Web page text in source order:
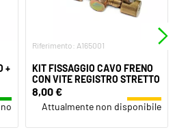
+
Riferimento: A165001
KIT FISSAGGIO CAVO FRENO
CON VITE REGISTRO STRETTO
8,00 €
Attualmente non disponibile